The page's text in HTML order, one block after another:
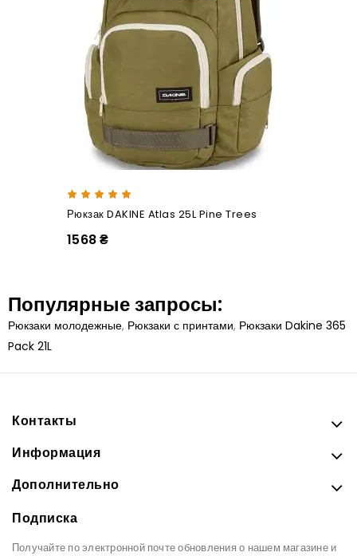
Рюкзак DAKINE Atlas 25L Pine Trees
1568 ₴
Популярные запросы:
Рюкзаки молодежные, Рюкзаки с принтами, Рюкзаки Dakine 365
Pack 21L
Контакты
Информация
Дополнительно
Подписка
Получайте по электронной почте обновления о нашем магазине и